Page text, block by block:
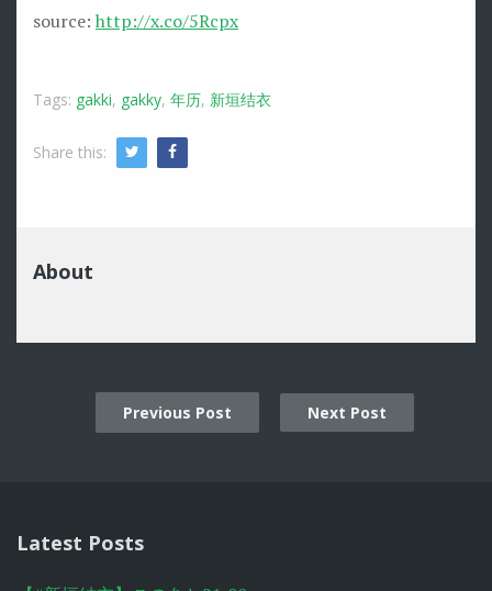
source: http://x.co/5Rcpx
Tags: gakki, gakky, 年历, 新垣结衣
Share this: Twitter
About
Previous Post Next Post
Latest Posts